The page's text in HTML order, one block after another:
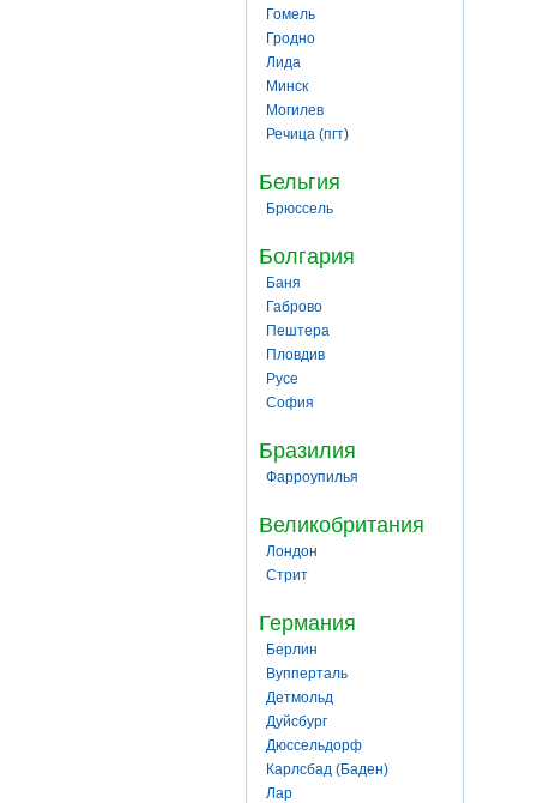
Гомель
Гродно
Лида
Минск
Могилев
Речица (пгт)
Бельгия
Брюссель
Болгария
Баня
Габрово
Пештера
Пловдив
Русе
София
Бразилия
Фарроупилья
Великобритания
Лондон
Стрит
Германия
Берлин
Вупперталь
Детмольд
Дуйсбург
Дюссельдорф
Карлсбад (Баден)
Лар